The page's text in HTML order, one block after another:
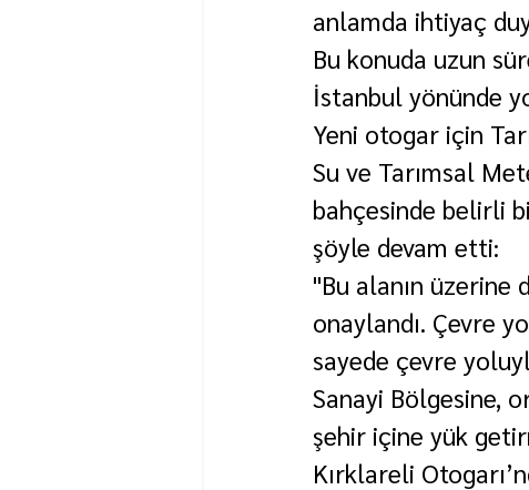
anlamda ihtiyaç
Bu konuda uzun
İstanbul yönünde
Yeni otogar için
Su ve Tarımsal
bahçesinde belirli
şöyle devam etti:
"Bu alanın
onaylandı. Çevre
sayede çevre
Sanayi Bölgesine,
şehir içine yük
Kırklareli